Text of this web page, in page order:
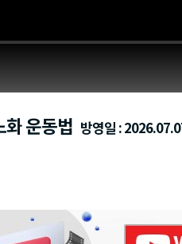
운동법 방영일 :